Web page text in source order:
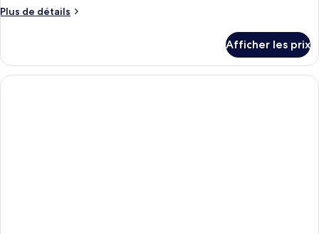
Plus de détails
Plus
Chambre
traditionnelle
double
Afficher les prix